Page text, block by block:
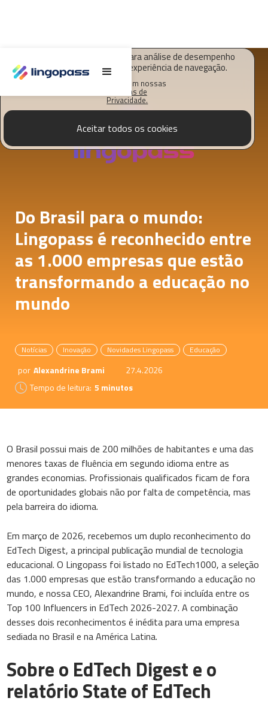
O Lingopass utiliza cookies para análise de desempenho
deste site e melhorar sua experiência de navegação.
Saiba mais em nossas
Políticas de
Privacidade.
Aceitar todos os cookies
Do Brasil para o mundo:
Lingopass é reconhecido entre
as 1.000 empresas que estão
transformando a educação no
mundo
Notícias Inovação Novidades Lingopass Educação
por Alexandrine Brami
27.4.2026
Tempo de leitura: 5 minutos
O Brasil possui mais de 200 milhões de habitantes e uma das
menores taxas de fluência em segundo idioma entre as
grandes economias. Profissionais qualificados ficam de fora
de oportunidades globais não por falta de competência, mas
pela barreira do idioma.
Em março de 2026, recebemos um duplo reconhecimento do
EdTech Digest, a principal publicação mundial de tecnologia
educacional. O Lingopass foi listado no EdTech1000, a seleção
das 1.000 empresas que estão transformando a educação no
mundo, e nossa CEO, Alexandrine Brami, foi incluída entre os
Top 100 Influencers in EdTech 2026-2027. A combinação
desses dois reconhecimentos é inédita para uma empresa
sediada no Brasil e na América Latina.
Sobre o EdTech Digest e o
relatório State of EdTech